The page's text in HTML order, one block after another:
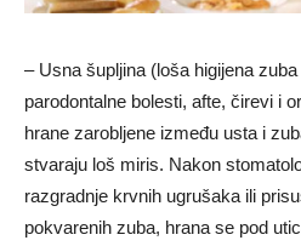
– Usna šupljina (loša higijena
parodontalne bolesti, afte, čirevi i
hrane zarobljene između usta i
stvaraju loš miris. Nakon
razgradnje krvnih ugrušaka ili
pokvarenih zuba, hrana se pod